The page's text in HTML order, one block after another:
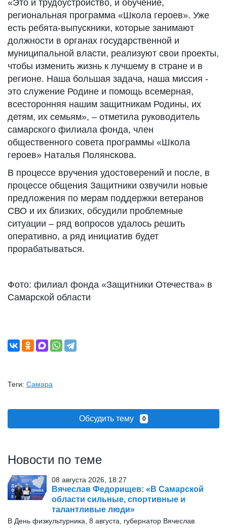
«Это и трудоустройство, и обучение,
региональная программа «Школа героев». Уже
есть ребята-выпускники, которые занимают
должности в органах государственной и
муниципальной власти, реализуют свои проекты,
чтобы изменить жизнь к лучшему в стране и в
регионе. Наша большая задача, наша миссия -
это служение Родине и помощь всемерная,
всесторонняя нашим защитникам Родины, их
детям, их семьям», – отметила руководитель
самарского филиала фонда, член
общественного совета программы «Школа
героев» Наталья Полянскова.
В процессе вручения удостоверений и после, в
процессе общения Защитники озвучили новые
предложения по мерам поддержки ветеранов
СВО и их близких, обсудили проблемные
ситуации – ряд вопросов удалось решить
оперативно, а ряд инициатив будет
прорабатываться.
Фото: филиал фонда «Защитники Отечества» в
Самарской области
Теги: Самара
Обсудить тему 0
Новости по теме
08 августа 2026, 18:27
Вячеслав Федорищев: «В Самарской
области сильные, спортивные и
талантливые люди»
В День физкультурника, 8 августа, губернатор Вячеслав